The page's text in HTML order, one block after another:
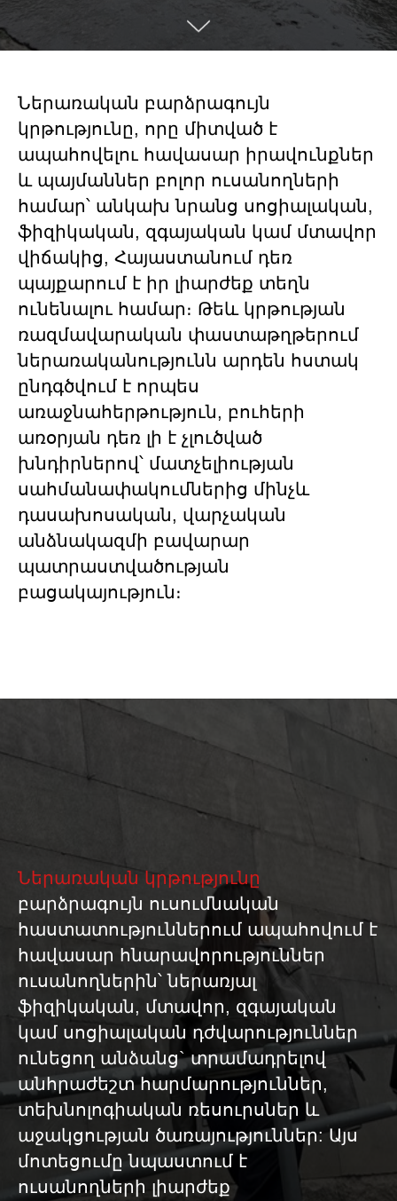
Ներառական բարձրագույն
կրթությունը, որը միտված է
ապահովելու հավասար իրավունքներ
և պայմաններ բոլոր ուսանողների
համար՝ անկախ նրանց սոցիալական,
ֆիզիկական, զգայական կամ մտավոր
վիճակից, Հայաստանում դեռ
պայքարում է իր լիարժեք տեղն
ունենալու համար։ Թեև կրթության
ռազմավարական փաստաթղթերում
ներառականությունն արդեն հստակ
ընդգծվում է որպես
առաջնահերթություն, բուհերի
առօրյան դեռ լի է չլուծված
խնդիրներով՝ մատչելիության
սահմանափակումներից մինչև
դասախոսական, վարչական
անձնակազմի բավարար
պատրաստվածության
բացակայություն։
Ներառական կրթությունը
բարձրագույն ուսումնական
հաստատություններում ապահովում է
հավասար հնարավորություններ
ուսանողներին՝ ներառյալ
ֆիզիկական, մտավոր, զգայական
կամ սոցիալական դժվարություններ
ունեցող անձանց` տրամադրելով
անհրաժեշտ հարմարություններ,
տեխնոլոգիական ռեսուրսներ և
աջակցության ծառայություններ: Այս
մոտեցումը նպաստում է
ուսանողների լիարժեք